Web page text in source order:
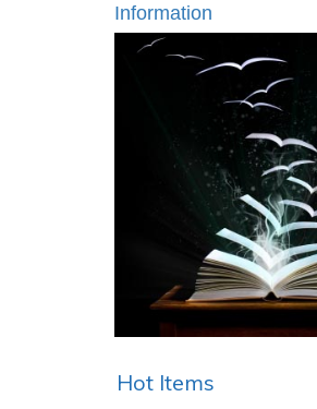
Information
Hot Items